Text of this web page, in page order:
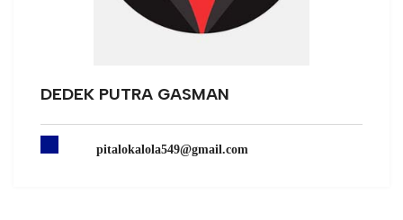
DEDEK PUTRA GASMAN
pitalokalola549@gmail.com